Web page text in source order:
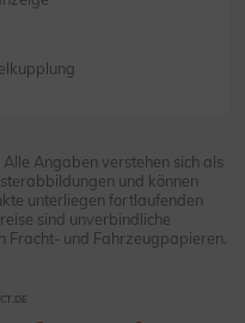
Angaben verstehen sich als
und können
unterliegen fortlaufenden
sind unverbindliche
Fracht- und Fahrzeugpapieren.